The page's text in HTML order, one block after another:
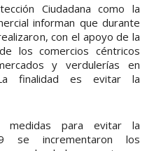
Ciudadana como la
informan que durante
con el apoyo de la
los comercios céntricos
y verdulerías en
finalidad es evitar la
medidas para evitar la
se incrementaron los